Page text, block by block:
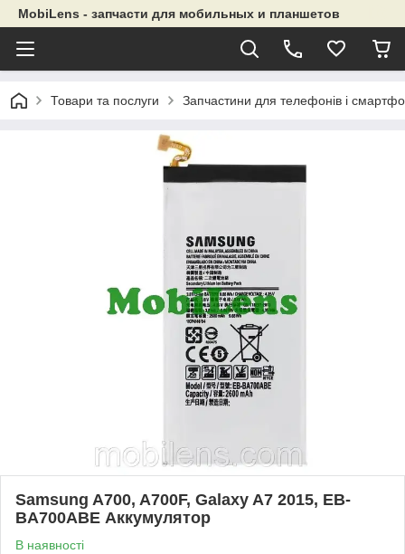
MobiLens - запчасти для мобильных и планшетов
Товари та послуги Запчастини для телефонів і
Samsung A700, A700F, Galaxy A7 2015, EB-
BA700ABE Аккумулятор
В наявності